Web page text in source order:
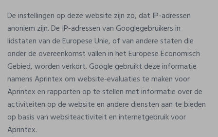
De instellingen op deze website zijn zo, dat IP-adressen
anoniem zijn. De IP-adressen van Googlegebruikers in
lidstaten van de Europese Unie, of van andere staten die
onder de overeenkomst vallen in het Europese Economisch
Gebied, worden verkort. Google gebruikt deze informatie
namens Aprintex om website-evaluaties te maken voor
Aprintex en rapporten op te stellen met informatie over de
activiteiten op de website en andere diensten aan te bieden
op basis van websiteactiviteit en internetgebruik voor
Aprintex.